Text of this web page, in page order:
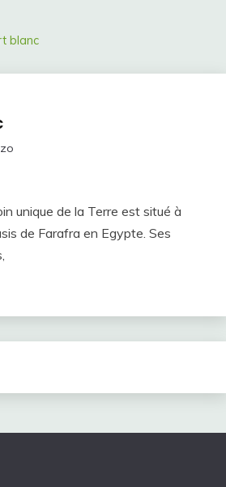
blanc
unique de la Terre est situé à
de Farafra en Egypte. Ses